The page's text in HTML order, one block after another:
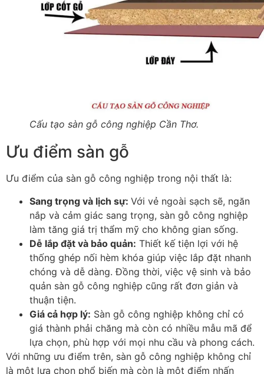
Cấu tạo sàn gỗ công nghiệp Cần Thơ.
Ưu điểm sàn gỗ
Ưu điểm của sàn gỗ công nghiệp trong nội thất là:
Sang trọng và lịch sự: Với vẻ ngoài sạch sẽ, ngăn
nắp và cảm giác sang trọng, sàn gỗ công nghiệp
làm tăng giá trị thẩm mỹ cho không gian sống.
Dễ lắp đặt và bảo quản: Thiết kế tiện lợi với hệ
thống ghép nối hèm khóa giúp việc lắp đặt nhanh
chóng và dễ dàng. Đồng thời, việc vệ sinh và bảo
quản sàn gỗ công nghiệp cũng rất đơn giản và
thuận tiện.
Giá cả hợp lý: Sàn gỗ công nghiệp không chỉ có
giá thành phải chăng mà còn có nhiều mẫu mã để
lựa chọn, phù hợp với mọi nhu cầu và phong cách.
Với những ưu điểm trên, sàn gỗ công nghiệp không chỉ
là một lựa chọn phổ biến mà còn là một điểm nhấn